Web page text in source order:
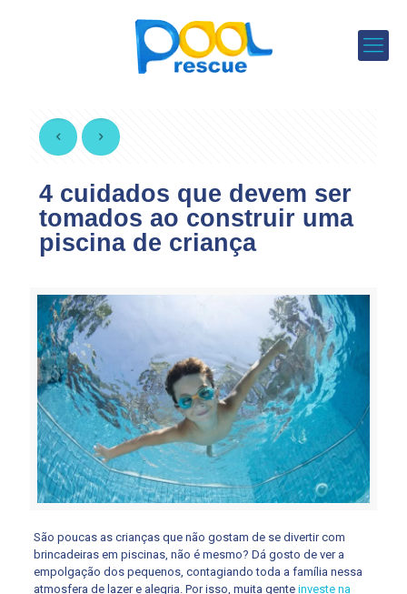
4 cuidados que devem ser
tomados ao construir uma
piscina de criança
São poucas as crianças que não gostam de se divertir com
brincadeiras em piscinas, não é mesmo? Dá gosto de ver a
empolgação dos pequenos, contagiando toda a família nessa
atmosfera de lazer e alegria. Por isso, muita gente investe na